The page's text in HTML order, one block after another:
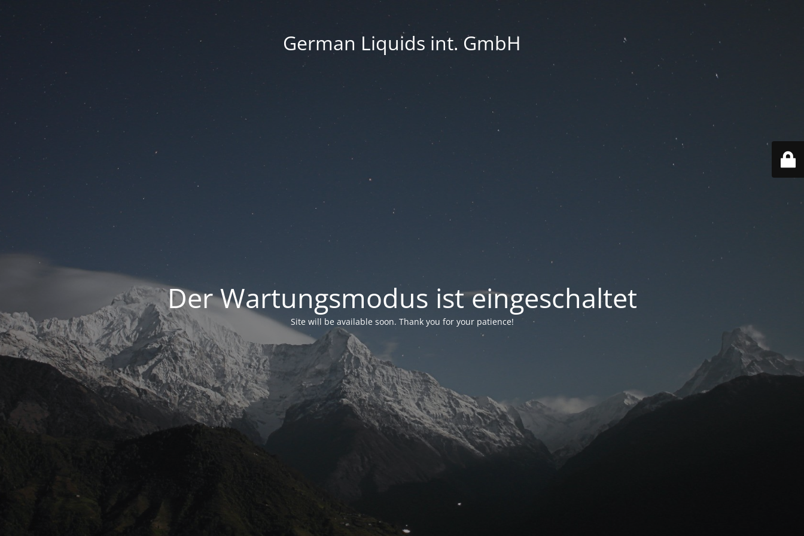
German Liquids int. GmbH
Der Wartungsmodus ist eingeschaltet
Site will be available soon. Thank you for your patience!